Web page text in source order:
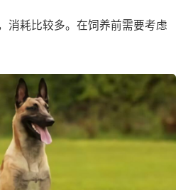
消耗比较多。在饲养前需要考虑